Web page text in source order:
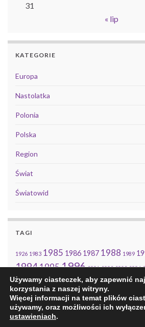
31
« lip
KATEGORIE
Europa
Nastolatka
Polonia
Polska
Region
Świat
Światowid
TAGI
1926 1983 1985 1986 1987 1988 1989
199419951996 2001 2002 2003 2004
200920102011 20132014
Używamy ciasteczek, aby zapewnić
korzystania z naszej witryny.
Więcej informacji na temat plików
używamy, oraz możliwości ich
ustawieniach.